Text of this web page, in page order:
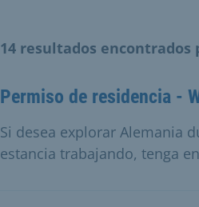
14 resultados
Permiso de residencia -
Si desea explorar Alemania
estancia trabajando, tenga